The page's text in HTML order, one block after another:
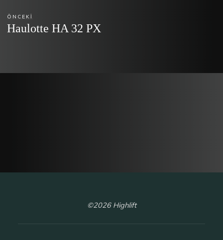
ÖNCEKI
Haulotte HA 32 PX
©2026 Highlift